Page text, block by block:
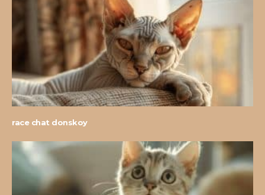
race chat donskoy